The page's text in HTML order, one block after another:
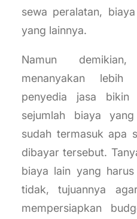
sewa peralatan,
yang lainnya.
Namun
menanyakan
penyedia jasa bikin
sejumlah biaya
sudah termasuk apa
dibayar tersebut.
biaya lain yang
tidak, tujuannya
mempersiapkan